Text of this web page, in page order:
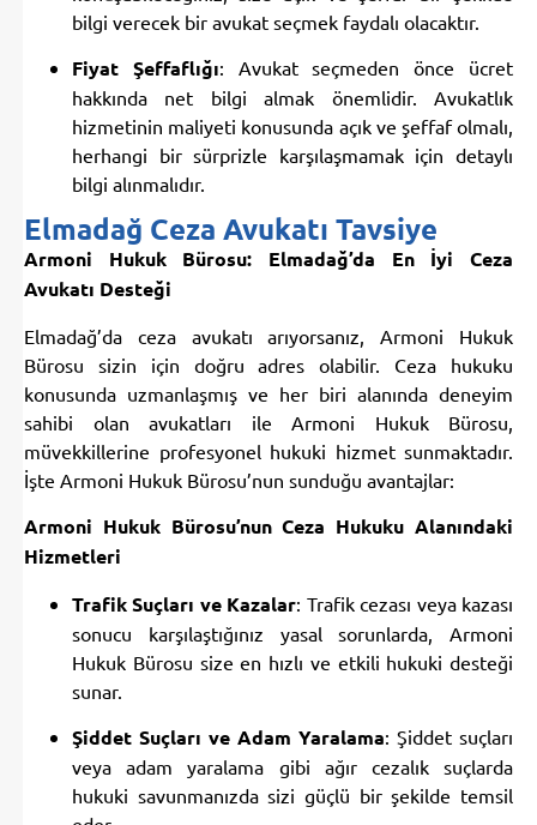
bilgi verecek bir avukat seçmek faydalı olacaktır.
Fiyat Şeffaflığı : Avukat seçmeden önce ücret
hakkında net bilgi almak önemlidir. Avukatlık
hizmetinin maliyeti konusunda açık ve şeffaf olmalı,
herhangi bir sürprizle karşılaşmamak için detaylı
bilgi alınmalıdır.
Elmadağ Ceza Avukatı Tavsiye
Armoni Hukuk Bürosu: Elmadağ’da En İyi Ceza
Avukatı Desteği
Elmadağ’da ceza avukatı arıyorsanız, Armoni Hukuk
Bürosu sizin için doğru adres olabilir. Ceza hukuku
konusunda uzmanlaşmış ve her biri alanında deneyim
sahibi olan avukatları ile Armoni Hukuk Bürosu,
müvekkillerine profesyonel hukuki hizmet sunmaktadır.
İşte Armoni Hukuk Bürosu’nun sunduğu avantajlar:
Armoni Hukuk Bürosu’nun Ceza Hukuku Alanındaki
Hizmetleri
Trafik Suçları ve Kazalar : Trafik cezası veya kazası
sonucu karşılaştığınız yasal sorunlarda, Armoni
Hukuk Bürosu size en hızlı ve etkili hukuki desteği
Şiddet Suçları ve Adam Yaralama : Şiddet suçları
veya adam yaralama gibi ağır cezalık suçlarda
hukuki savunmanızda sizi güçlü bir şekilde temsil
eder.